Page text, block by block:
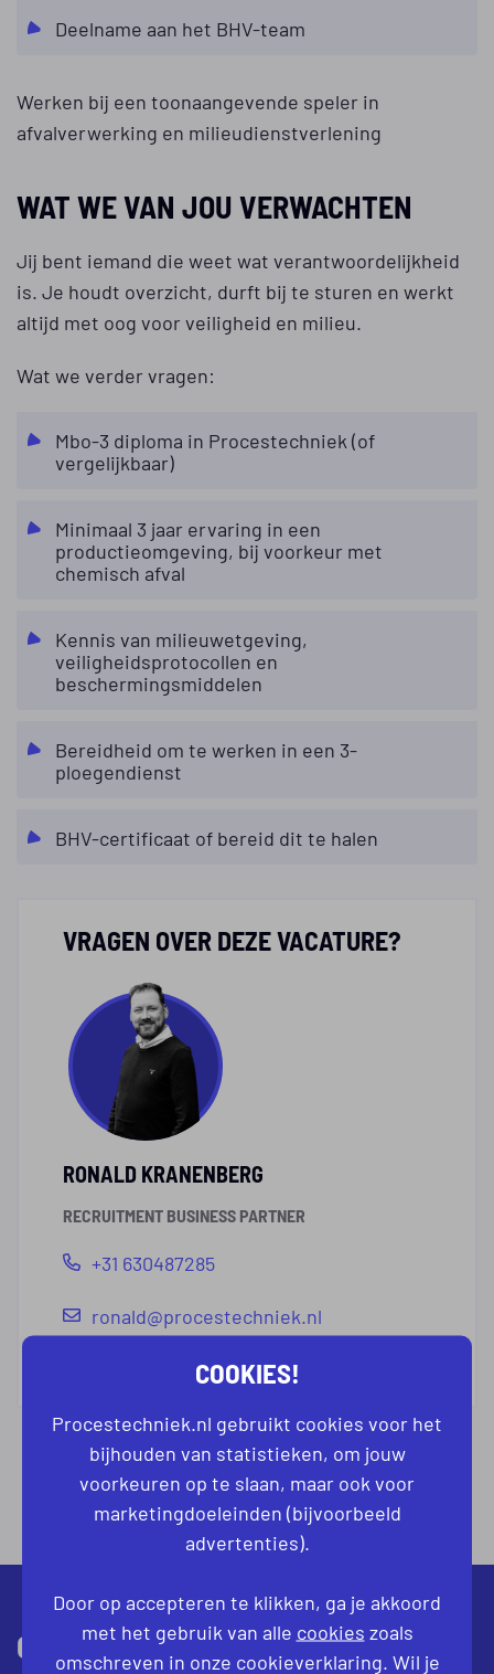
Deelname aan het BHV-team
Werken bij een toonaangevende speler in
afvalverwerking en milieudienstverlening
WAT WE VAN JOU VERWACHTEN
Jij bent iemand die weet wat verantwoordelijkheid
is. Je houdt overzicht, durft bij te sturen en werkt
altijd met oog voor veiligheid en milieu.
Wat we verder vragen:
Mbo-3 diploma in Procestechniek (of
vergelijkbaar)
Minimaal 3 jaar ervaring in een
productieomgeving, bij voorkeur met
chemisch afval
Kennis van milieuwetgeving,
veiligheidsprotocollen en
beschermingsmiddelen
Bereidheid om te werken in een 3-
ploegendienst
BHV-certificaat of bereid dit te halen
VRAGEN OVER DEZE VACATURE?
RONALD KRANENBERG
RECRUITMENT BUSINESS PARTNER
+31 630487285
ronald@procestechniek.nl
OVER HET BEDRIJF
COOKIES!
Procestechniek.nl gebruikt cookies voor het
bijhouden van statistieken, om jouw
voorkeuren op te slaan, maar ook voor
marketingdoeleinden (bijvoorbeeld
advertenties).
Door op accepteren te klikken, ga je akkoord
met het gebruik van alle cookies zoals
omschreven in onze cookieverklaring. Wil je